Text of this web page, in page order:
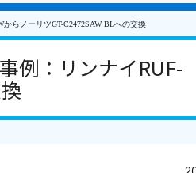
らノーリツGT-C2472SAW BLへの交換
例：リンナイRUF-